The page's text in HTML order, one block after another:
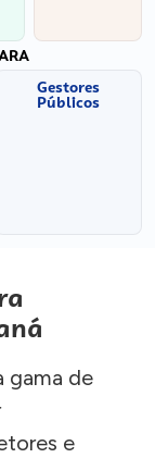
Gestores
Públicos
gama de
e